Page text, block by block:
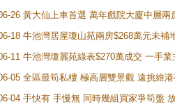
26 黃大仙上車首選 萬年戲院大廈中層
18 牛池灣居屋瓊山苑兩房$268萬元未
11 牛池灣瓊麗苑綠表$270萬成交 一手
05 全區最筍私樓 極高層雙景觀 遠挑維
04 手快有 手慢無 同時幾組買家爭筍盤